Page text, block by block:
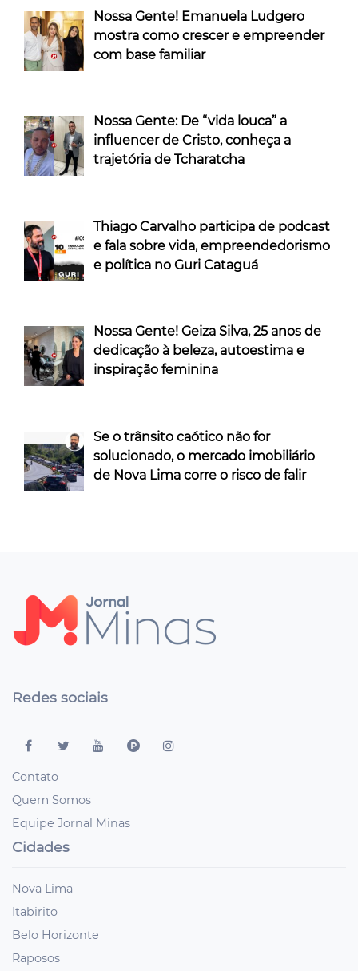
Nossa Gente! Emanuela Ludgero
mostra como crescer e empreender
com base familiar
Nossa Gente: De “vida louca” a
influencer de Cristo, conheça a
trajetória de Tcharatcha
Thiago Carvalho participa de podcast
e fala sobre vida, empreendedorismo
e política no Guri Cataguá
Nossa Gente! Geiza Silva, 25 anos de
dedicação à beleza, autoestima e
inspiração feminina
Se o trânsito caótico não for
solucionado, o mercado imobiliário
de Nova Lima corre o risco de falir
Redes sociais
Contato
Quem Somos
Equipe Jornal Minas
Cidades
Nova Lima
Itabirito
Belo Horizonte
Raposos